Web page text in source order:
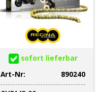
sofort lieferbar
Art-Nr:
890240